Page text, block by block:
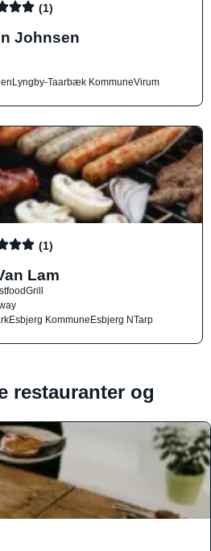
(1)
Johnsen
Lyngby-Taarbæk KommuneVirum
(1)
Lam
Grill
Esbjerg KommuneEsbjerg NTarp
restauranter og